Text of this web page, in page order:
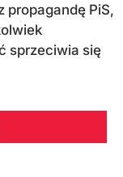
propagandę PiS,
sprzeciwia się